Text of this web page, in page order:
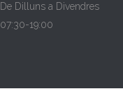
De Dilluns a Divendres
07:30-19:00